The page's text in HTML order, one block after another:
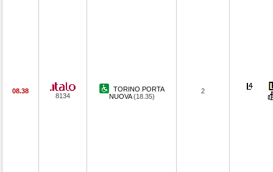
08.38
8134
TORINO PORTA
NUOVA(18.35)
2